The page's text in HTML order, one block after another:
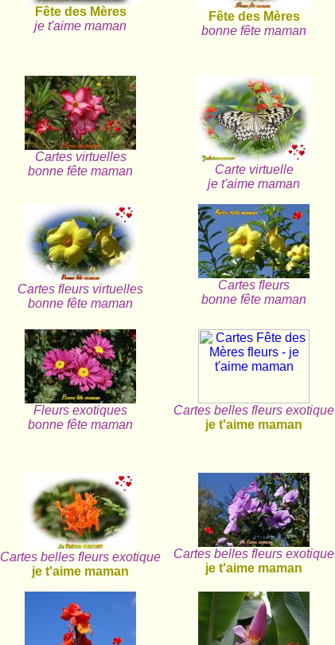
Fête des Mères
je t'aime maman
Fête des Mères
bonne fête maman
Cartes virtuelles
bonne fête maman
Carte virtuelle
je t'aime maman
Cartes fleurs virtuelles
bonne fête maman
Cartes fleurs
bonne fête maman
Fleurs exotiques
bonne fête maman
Cartes belles fleurs exotique
je t'aime maman
Cartes belles fleurs exotique
je t'aime maman
Cartes belles fleurs exotique
je t'aime maman